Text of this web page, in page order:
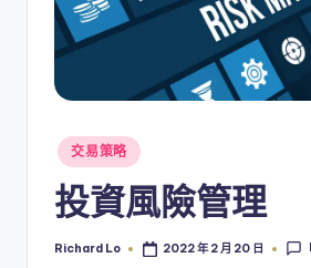
Posted
in
交易策略
投資風險管理
Posted
Richard Lo 2022 年 2 月 20 日